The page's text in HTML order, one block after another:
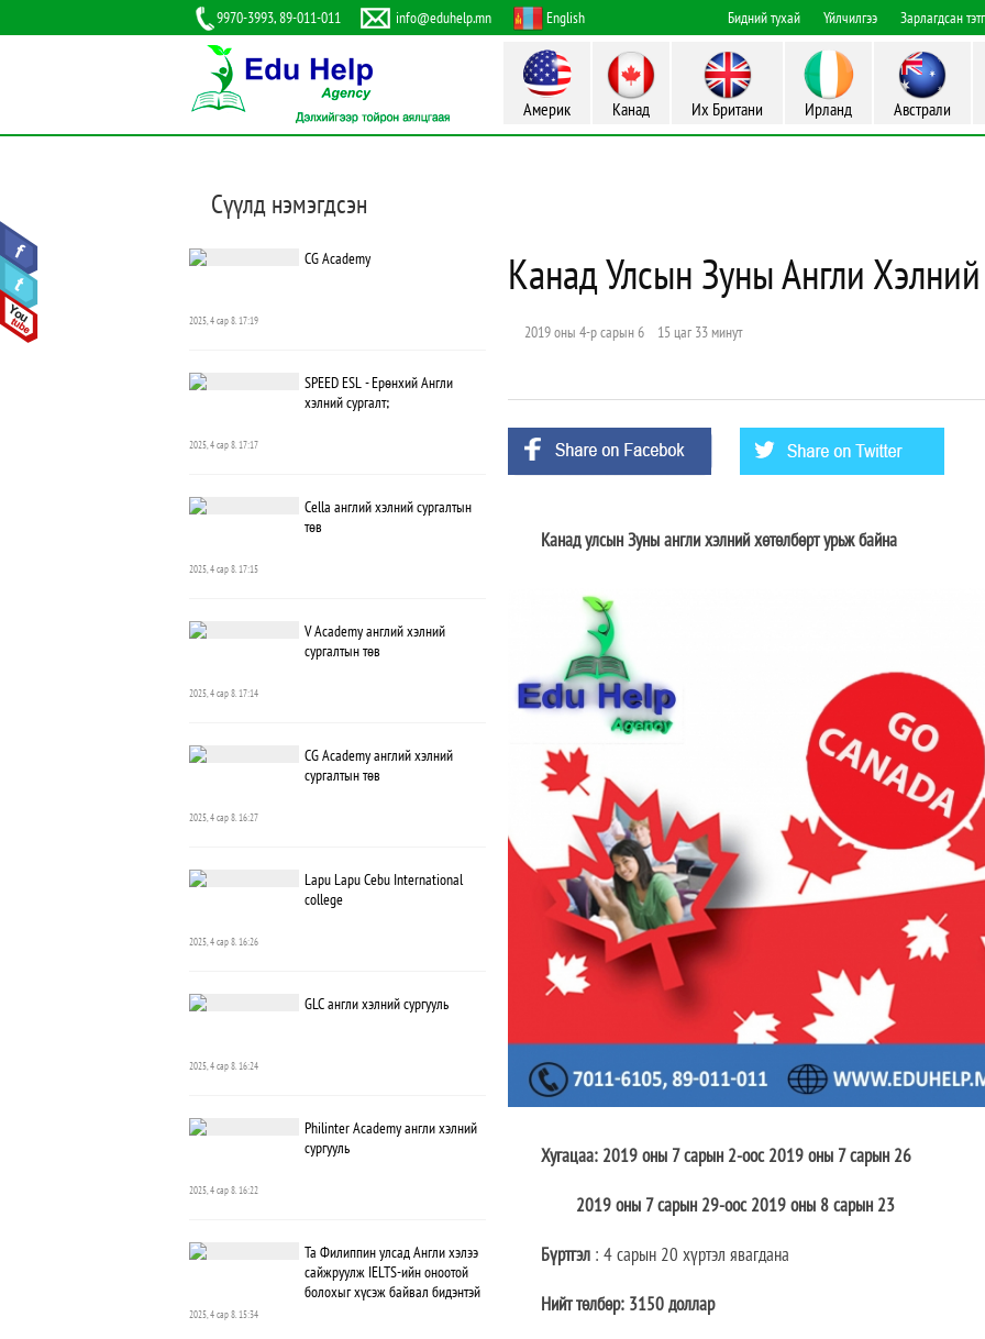
9970-3993, 89-011-011 info@eduhelp.mn English Бидний тухай Үйлчилгээ Зарлагдсан
Америк Канад Их Британи Ирланд Австрали
Сүүлд нэмэгдсэн
CG Academy
2025, 4 сар 8. 17:19
SPEED ESL - Ерөнхий Англи
хэлний сургалт;
2025, 4 сар 8. 17:17
Cella англий хэлний сургалтын
төв
2025, 4 сар 8. 17:15
V Academy англий хэлний
сургалтын төв
2025, 4 сар 8. 17:14
CG Academy англий хэлний
сургалтын төв
2025, 4 сар 8. 16:27
Lapu Lapu Cebu International
college
2025, 4 сар 8. 16:26
GLC англи хэлний сургууль
2025, 4 сар 8. 16:24
Philinter Academy англи хэлний
сургууль
2025, 4 сар 8. 16:22
Та Филиппин улсад Англи хэлээ
сайжруулж IELTS-ийн оноотой
болохыг хүсэж байвал бидэнтэй
2025, 4 сар 8. 15:34
Канад Улсын Зуны Англи
2019 оны 4-р сарын 6 15 цаг 33 минут
Канад улсын Зуны англи хэлний хөтөлбөрт урьж байна
Хугацаа: 2019 оны 7 сарын 2-оос 2019 оны 7 сарын 26
2019 оны 7 сарын 29-оос 2019 оны 8 сарын 23
Бүртгэл : 4 сарын 20 хүртэл явагдана
Нийт төлбөр: 3150 доллар